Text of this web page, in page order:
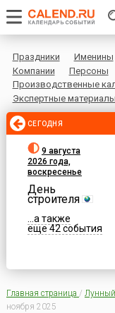
Праздники Именины
Компании
Персоны
Производственные
Экспертные материалы
СЕГОДНЯ
9 августа
2026 года,
воскресенье
День
строителя
...а также
еще 42 события
Главная страница / Лунный
ноября 2025